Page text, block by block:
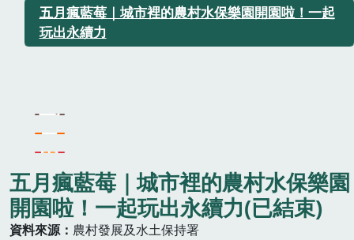
五月瘋藍莓｜城市裡的農村水保樂園開園啦！一起
玩出永續力
五月瘋藍莓｜城市裡的農村水保樂園
開園啦！一起玩出永續力(已結束)
資料來源 農村發展及水土保持署